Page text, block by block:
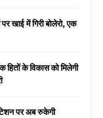
खाई में गिरी बोलेरो, एक
के विकास को मिलेगी
पर अब रुकेगी